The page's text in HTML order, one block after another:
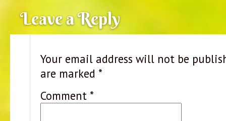
Leave a Reply
Your email address will not be
are marked *
Comment *